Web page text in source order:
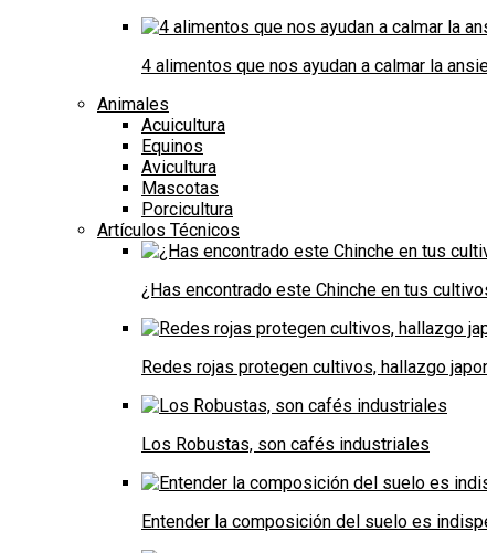
4 alimentos que nos ayudan a calmar la
Animales
Acuicultura
Equinos
Avicultura
Mascotas
Porcicultura
Artículos Técnicos
¿Has encontrado este Chinche en tus
Redes rojas protegen cultivos, hallazgo
Los Robustas, son cafés industriales
Entender la composición del suelo es